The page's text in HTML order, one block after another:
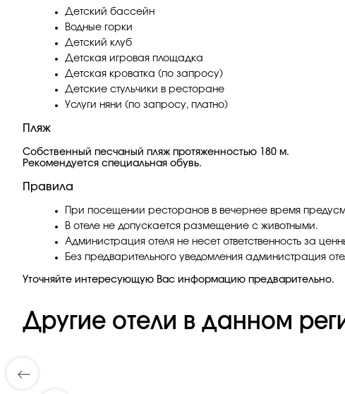
Детский бассейн
Водные горки
Детский клуб
Детская игровая площадка
Детская кроватка (по запросу)
Детские стульчики в ресторане
Услуги няни (по запросу, платно)
Пляж
Собственный песчаный пляж протяженностью 180 м.
Рекомендуется специальная обувь.
Правила
При посещении ресторанов в вечернее время
В отеле не допускается размещение с животными.
Администрация отеля не несет ответственность за
Без предварительного уведомления администрация
Уточняйте интересующую Вас информацию предварительно.
Другие отели в данном